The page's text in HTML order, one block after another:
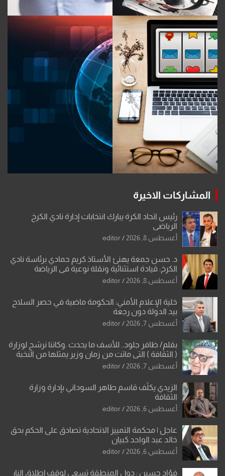
المشاركات الاخيرة
رئيس اتحاد الكرة يبارك انتخابات إدارة نادي الكرخ
الرياضي
أغسطس 8, 2026 editor
د. حسن جمعة يهنئ الأستاذ كريم حمادي برئاسة نادي
الكرخ: قيادة استثنائية ونقلة نوعية في الرياضة
العراقية
أغسطس 8, 2026 editor
خلية الإعلام الأمني: الحكومة ماضية في حصر السلاح
بيد الدولة دون رجعة
أغسطس 7, 2026 editor
بقلم/ ظافر جلود.. للأسف ما يحدث .وكاننا نرشح لوزارة
( الثقافة ) التي ماتت من زمان وزير يمثلها من النخبة
والإرث العظيم للثقافة العراقية..
أغسطس 7, 2026 editor
الزيدي يكلّف قاسم طاهر السوداني بإدارة وزارة
الثقافة
أغسطس 6, 2026 editor
عاجل | محكمة التمييز الاتحادية تصادق على الحكم بحق
خالد عبد الواحد كبيان
أغسطس 6, 2026 editor
فؤاد حسين : دول المنطقة تسعى لوقف إطلاق النار